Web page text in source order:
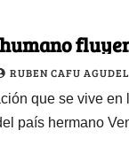
RUBEN CAFU
que se vive en
país hermano